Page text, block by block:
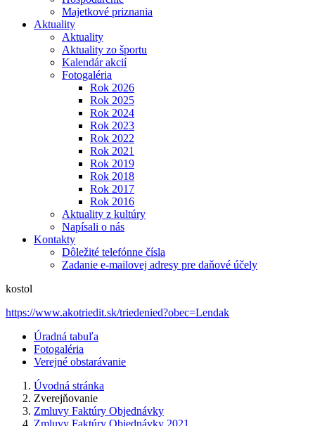
Majetkové priznania
Aktuality
Aktuality
Aktuality zo športu
Kalendár akcií
Fotogaléria
Rok 2026
Rok 2025
Rok 2024
Rok 2023
Rok 2022
Rok 2021
Rok 2019
Rok 2018
Rok 2017
Rok 2016
Aktuality z kultúry
Napísali o nás
Kontakty
Dôležité telefónne čísla
Zadanie e-mailovej adresy pre daňové účely
kostol
https://www.akotriedit.sk/triedenied?obec=Lendak
Úradná tabuľa
Fotogaléria
Verejné obstarávanie
Úvodná stránka
Zverejňovanie
Zmluvy Faktúry Objednávky
Zmluvy Faktúry Objednávky 2021